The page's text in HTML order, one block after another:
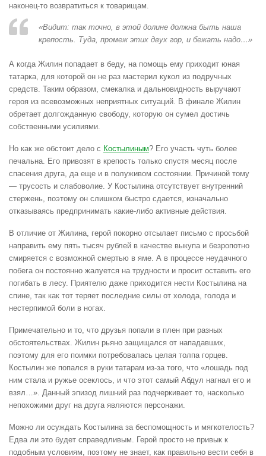
наконец-то возвратиться к товарищам.
«Видит: так точно, в этой долине должна быть наша
крепость. Туда, промеж этих двух гор, и бежать надо…»
А когда Жилин попадает в беду, на помощь ему приходит юная
татарка, для которой он не раз мастерил кукол из подручных
средств. Таким образом, смекалка и дальновидность выручают
героя из всевозможных неприятных ситуаций. В финале Жилин
обретает долгожданную свободу, которую он сумел достичь
собственными усилиями.
Но как же обстоит дело с Костылиным? Его участь чуть более
печальна. Его привозят в крепость только спустя месяц после
спасения друга, да еще и в полуживом состоянии. Причиной тому
— трусость и слабоволие. У Костылина отсутствует внутренний
стержень, поэтому он слишком быстро сдается, изначально
отказываясь предпринимать какие-либо активные действия.
В отличие от Жилина, герой покорно отсылает письмо с просьбой
направить ему пять тысяч рублей в качестве выкупа и безропотно
смиряется с возможной смертью в яме. А в процессе неудачного
побега он постоянно жалуется на трудности и просит оставить его
погибать в лесу. Приятелю даже приходится нести Костылина на
спине, так как тот теряет последние силы от холода, голода и
нестерпимой боли в ногах.
Примечательно и то, что друзья попали в плен при разных
обстоятельствах. Жилин рьяно защищался от нападавших,
поэтому для его поимки потребовалась целая толпа горцев.
Костылин же попался в руки татарам из-за того, что «лошадь под
ним стала и ружье осеклось, и что этот самый Абдул нагнал его и
взял…». Данный эпизод лишний раз подчеркивает то, насколько
непохожими друг на друга являются персонажи.
Можно ли осуждать Костылина за беспомощность и мягкотелость?
Едва ли это будет справедливым. Герой просто не привык к
подобным условиям, поэтому не знает, как правильно вести себя в